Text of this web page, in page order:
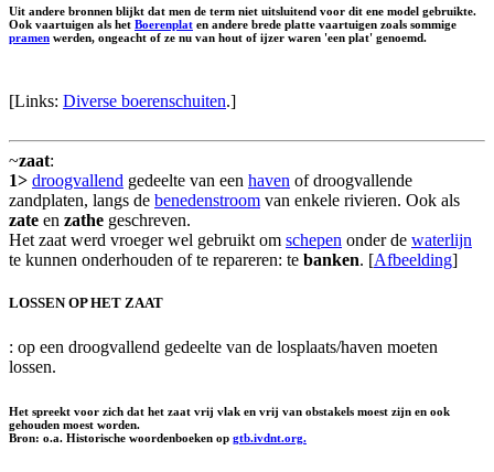
Uit andere bronnen blijkt dat men de term niet uitsluitend voor dit ene model gebruikte.
Ook vaartuigen als het Boerenplat en andere brede platte vaartuigen zoals sommige
pramen werden, ongeacht of ze nu van hout of ijzer waren 'een plat' genoemd.
[Links: Diverse boerenschuiten.]
~zaat:
1> droogvallend gedeelte van een haven of droogvallende
zandplaten, langs de benedenstroom van enkele rivieren. Ook als
zate en zathe geschreven.
Het zaat werd vroeger wel gebruikt om schepen onder de waterlijn
te kunnen onderhouden of te repareren: te banken. [Afbeelding]
LOSSEN OP HET ZAAT
: op een droogvallend gedeelte van de losplaats/haven moeten
lossen.
Het spreekt voor zich dat het zaat vrij vlak en vrij van obstakels moest zijn en ook
gehouden moest worden.
Bron: o.a. Historische woordenboeken op gtb.ivdnt.org.